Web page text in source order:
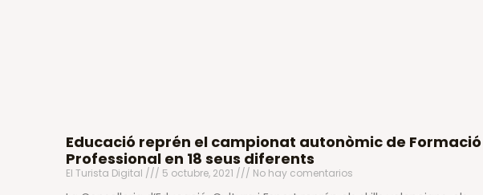
Educació reprén el campionat autonòmic de Formació
Professional en 18 seus diferents
El Turista Digital 5 octubre, 2021 No hay comentarios